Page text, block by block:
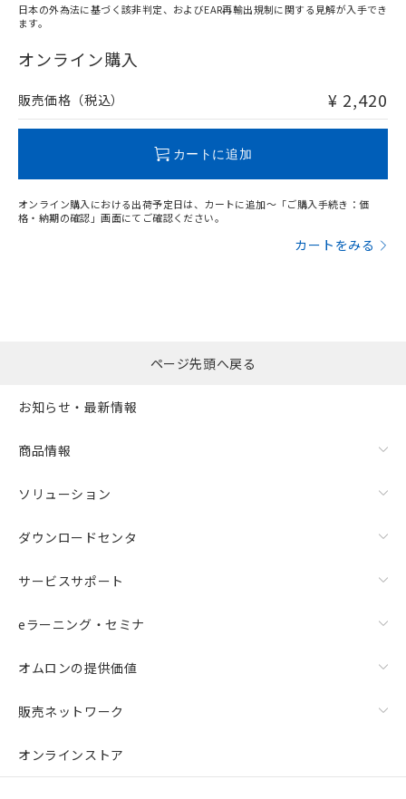
在庫等で未対応品が混在する可能性があります。
問い合わせください。
日本の外為法に基づく該非判定、およびEAR再輸出規制に関する見解が入手でき
ます。
オンライン購入
販売価格（税込） ¥ 2,420
カートに追加
オンライン購入における出荷予定日は、カートに追加～「ご購入手続き：価
格・納期の確認」画面にてご確認ください。
カートをみる
ページ先頭へ戻る
お知らせ・最新情報
商品情報
ソリューション
ダウンロードセンタ
サービスサポート
eラーニング・セミナ
オムロンの提供価値
販売ネットワーク
オンラインストア